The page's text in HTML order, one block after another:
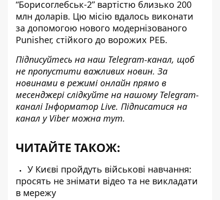
“Борисоглебськ-2” вартістю близько 200
млн доларів. Цю місію вдалось виконати
за допомогою нового модернізованого
Punisher, стійкого до ворожих РЕБ.
Підписуйтесь на наш Telegram-канал, щоб
не пропустити важливих новин. За
новинами в режимі онлайн прямо в
месенджері слідкуйте на нашому Telegram-
каналіІнформатор Live. Підписатися на
канал у Viber можна тут.
ЧИТАЙТЕ ТАКОЖ:
У Києві пройдуть військові навчання:
просять не знімати відео та не викладати
в мережу